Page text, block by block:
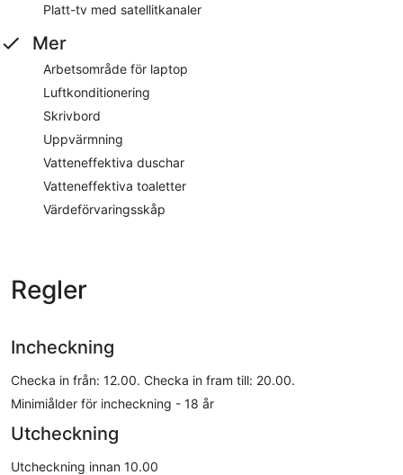
Platt-tv med satellitkanaler
Mer
Arbetsområde för laptop
Luftkonditionering
Skrivbord
Uppvärmning
Vatteneffektiva duschar
Vatteneffektiva toaletter
Värdeförvaringsskåp
Regler
Incheckning
Checka in från: 12.00. Checka in fram till: 20.00.
Minimiålder för incheckning - 18 år
Utcheckning
Utcheckning innan 10.00